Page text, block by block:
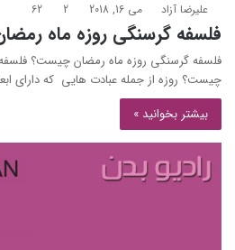
علیرضا آزاد می 16, 2018 2
62
فلسفه گرسنگی روزه ماه
فلسفه گرسنگی روزه ماه رمضان چیست؟
چیست؟ روزه از جمله عبادت هایی که دارای
بیشتر بخوانید »